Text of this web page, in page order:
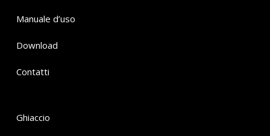
Manuale d’uso
Download
Contatti
Ghiaccio